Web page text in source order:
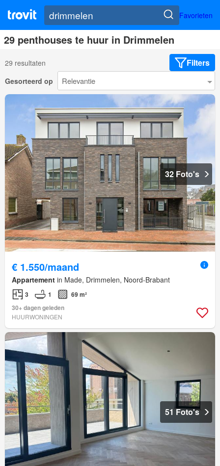
Favorieten
29 penthouses te huur in Drimmelen
29 resultaten Filters
Gesorteerd op
32 Foto's
€ 1.550/maand
Appartement in Made, Drimmelen, Noord-Brabant
3 1
69 m²
30+ dagen geleden
HUURWONINGEN
51 Foto's